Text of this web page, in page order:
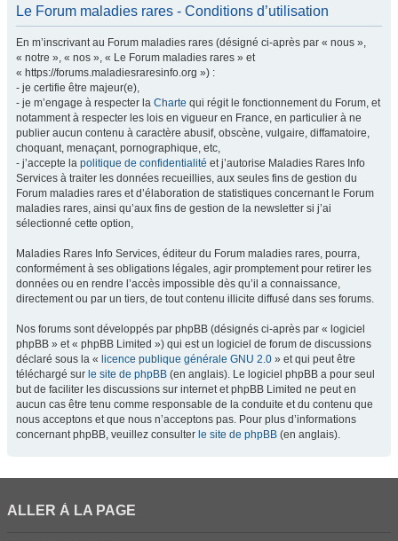
Le Forum maladies rares - Conditions d’utilisation
En m’inscrivant au Forum maladies rares (désigné ci-après par « nous »,
« notre », « nos », « Le Forum maladies rares » et
« https://forums.maladiesraresinfo.org ») :
- je certifie être majeur(e),
- je m’engage à respecter la Charte qui régit le fonctionnement du Forum, et
notamment à respecter les lois en vigueur en France, en particulier à ne
publier aucun contenu à caractère abusif, obscène, vulgaire, diffamatoire,
choquant, menaçant, pornographique, etc,
- j’accepte la politique de confidentialité et j’autorise Maladies Rares Info
Services à traiter les données recueillies, aux seules fins de gestion du
Forum maladies rares et d’élaboration de statistiques concernant le Forum
maladies rares, ainsi qu’aux fins de gestion de la newsletter si j’ai
sélectionné cette option,
Maladies Rares Info Services, éditeur du Forum maladies rares, pourra,
conformément à ses obligations légales, agir promptement pour retirer les
données ou en rendre l’accès impossible dès qu’il a connaissance,
directement ou par un tiers, de tout contenu illicite diffusé dans ses forums.
Nos forums sont développés par phpBB (désignés ci-après par « logiciel
phpBB » et « phpBB Limited ») qui est un logiciel de forum de discussions
déclaré sous la « licence publique générale GNU 2.0 » et qui peut être
téléchargé sur le site de phpBB (en anglais). Le logiciel phpBB a pour seul
but de faciliter les discussions sur internet et phpBB Limited ne peut en
aucun cas être tenu comme responsable de la conduite et du contenu que
nous acceptons et que nous n’acceptons pas. Pour plus d’informations
concernant phpBB, veuillez consulter le site de phpBB (en anglais).
ALLER À LA PAGE